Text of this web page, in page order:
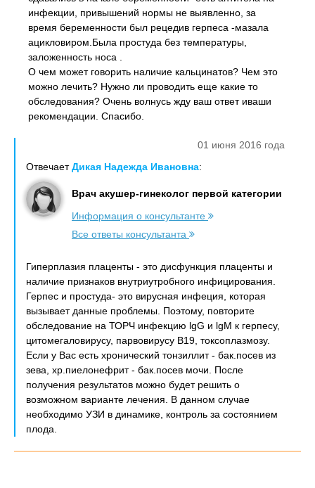
инфекции, привышений нормы не выявленно, за
время беременности был рецедив герпеса -мазала
ацикловиром.Была простуда без температуры,
заложенность носа .
О чем может говорить наличие кальцинатов? Чем это
можно лечить? Нужно ли проводить еще какие то
обследования? Очень волнусь жду ваш ответ иваши
рекомендации. Спасибо.
01 июня 2016 года
ОтвечаетДикая Надежда Ивановна:
Врач акушер-гинеколог первой категории
Информация о консультанте
Все ответы консультанта
Гиперплазия плаценты - это дисфункция плаценты и
наличие признаков внутриутробного инфицирования.
Герпес и простуда- это вирусная инфеция, которая
вызывает данные проблемы. Поэтому, повторите
обследование на ТОРЧ инфекцию lgG и lgM к герпесу,
цитомегаловирусу, парвовирусу В19, токсоплазмозу.
Если у Вас есть хронический тонзиллит - бак.посев из
зева, хр.пиелонефрит - бак.посев мочи. После
получения результатов можно будет решить о
возможном варианте лечения. В данном случае
необходимо УЗИ в динамике, контроль за состоянием
плода.